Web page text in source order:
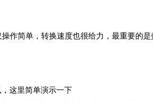
作简单，转换速度也很给力，最重要的是
这里简单演示一下